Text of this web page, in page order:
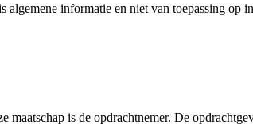
informatie en niet van toepassing op
maatschap is de opdrachtnemer. De